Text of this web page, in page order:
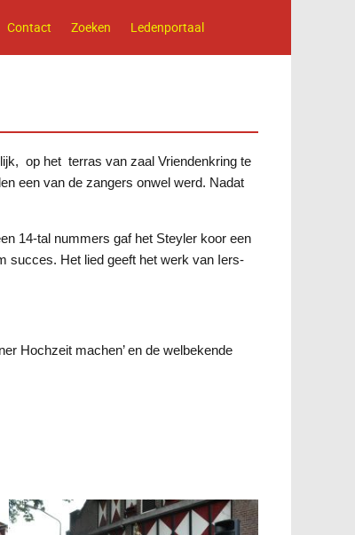
Contact Zoeken Ledenportaal
op het terras van zaal Vriendenkring te
een van de zangers onwel werd. Nadat
14-tal nummers gaf het Steyler koor een
succes. Het lied geeft het werk van Iers-
Hochzeit machen’ en de welbekende